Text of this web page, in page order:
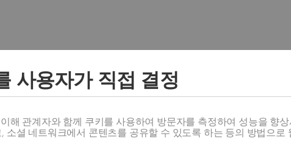
universitaire avec minimum 4/5 ans d'expérience
sur le périmètre Finance
systèmes tiers)
(in-app & side-by-side)
technologies associées)
scalabilité)
사용자가 직접 결정
해 관계자와 함께 쿠키를 사용하여 방문자를 측정하여 성능을 향
소셜 네트워크에서 콘텐츠를 공유할 수 있도록 하는 등의 방법으로